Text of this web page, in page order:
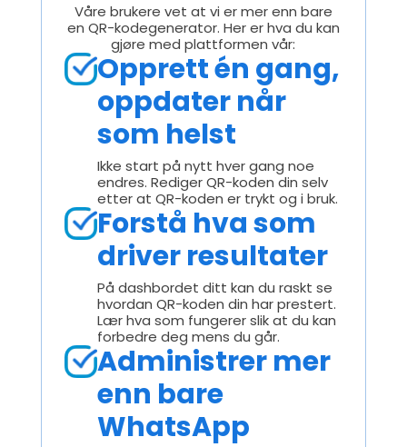
Våre brukere vet at vi er mer enn bare
en QR-kodegenerator. Her er hva du kan
gjøre med plattformen vår:
Opprett én gang,
oppdater når
som helst
Ikke start på nytt hver gang noe
endres. Rediger QR-koden din selv
etter at QR-koden er trykt og i bruk.
Forstå hva som
driver resultater
På dashbordet ditt kan du raskt se
hvordan QR-koden din har prestert.
Lær hva som fungerer slik at du kan
forbedre deg mens du går.
Administrer mer
enn bare
WhatsApp